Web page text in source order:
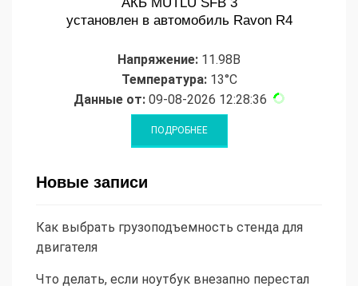
установлен в автомобиль Ravon R4
Напряжение: 11.98В
Температура:13°C
Данные от: 09-08-2026 12:28:36
Новые записи
Как выбрать грузоподъемность стенда для
двигателя
Что делать, если ноутбук внезапно перестал